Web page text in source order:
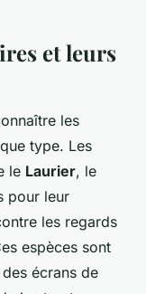
et leurs
les
type. Les
le Laurier, le
pour leur
les regards
espèces sont
écrans de